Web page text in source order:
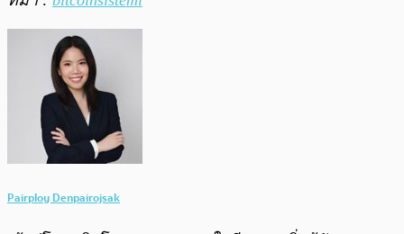
Pairploy Denpairojsak